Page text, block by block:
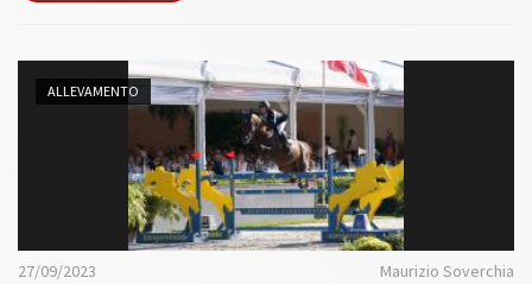
ALLEVAMENTO
27/09/2023 Maurizio Soverchia